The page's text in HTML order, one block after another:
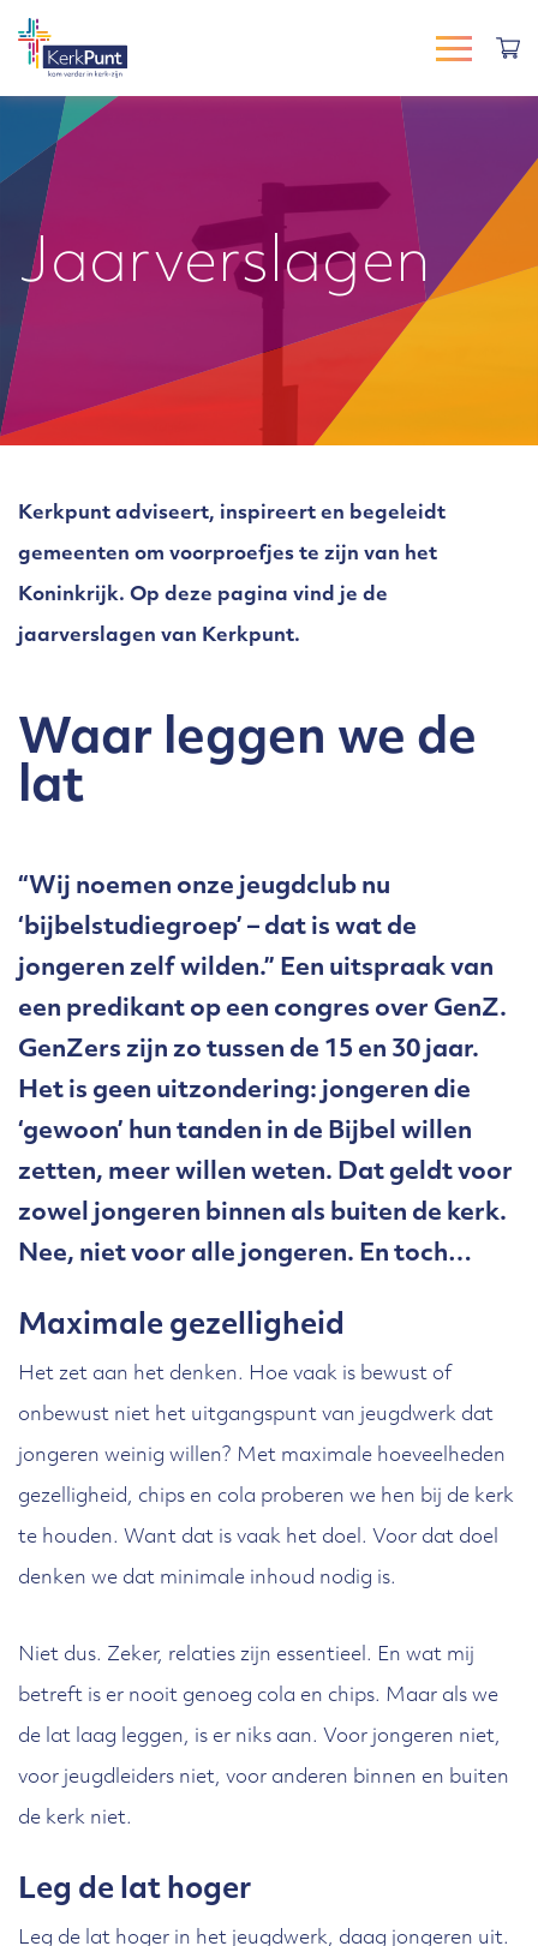
Jaarverslagen
Kerkpunt adviseert, inspireert en begeleidt
gemeenten om voorproefjes te zijn van het
Koninkrijk. Op deze pagina vind je de
jaarverslagen van Kerkpunt.
Waar leggen we de
lat
“Wij noemen onze jeugdclub nu
‘bijbelstudiegroep’ – dat is wat de
jongeren zelf wilden.” Een uitspraak van
een predikant op een congres over GenZ.
GenZers zijn zo tussen de 15 en 30 jaar.
Het is geen uitzondering: jongeren die
‘gewoon’ hun tanden in de Bijbel willen
zetten, meer willen weten. Dat geldt voor
zowel jongeren binnen als buiten de kerk.
Nee, niet voor alle jongeren. En toch…
Maximale gezelligheid
Het zet aan het denken. Hoe vaak is bewust of
onbewust niet het uitgangspunt van jeugdwerk dat
jongeren weinig willen? Met maximale hoeveelheden
gezelligheid, chips en cola proberen we hen bij de kerk
te houden. Want dat is vaak het doel. Voor dat doel
denken we dat minimale inhoud nodig is.
Niet dus. Zeker, relaties zijn essentieel. En wat mij
betreft is er nooit genoeg cola en chips. Maar als we
de lat laag leggen, is er niks aan. Voor jongeren niet,
voor jeugdleiders niet, voor anderen binnen en buiten
de kerk niet.
Leg de lat hoger
Leg de lat hoger in het jeugdwerk, daag jongeren uit.